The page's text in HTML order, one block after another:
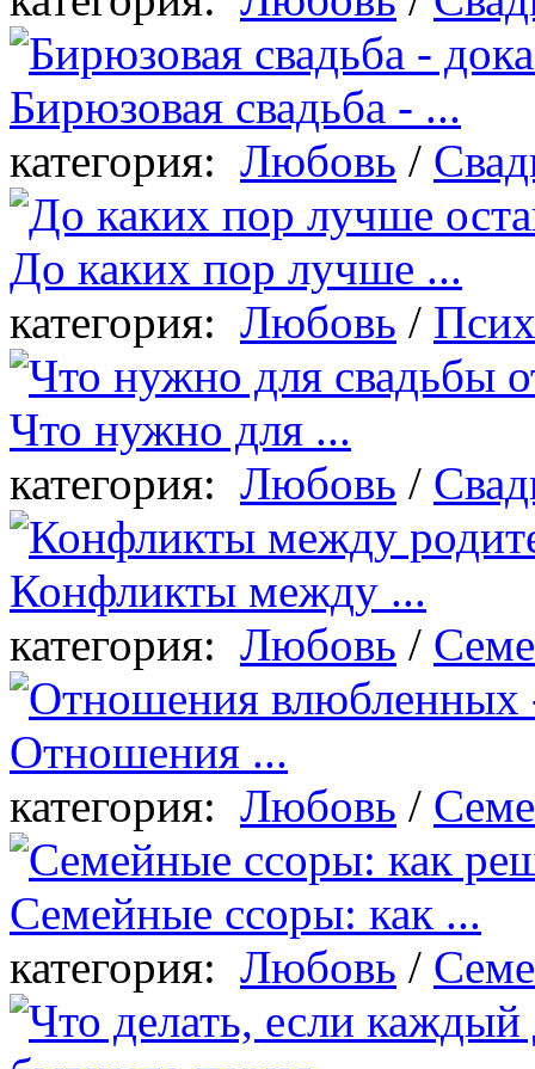
Бирюзовая свадьба - ...
категория: Любовь /
До каких пор лучше ...
категория: Любовь /
Что нужно для ...
категория: Любовь /
Конфликты между ...
категория: Любовь /
Отношения ...
категория: Любовь /
Семейные ссоры: как ...
категория: Любовь /